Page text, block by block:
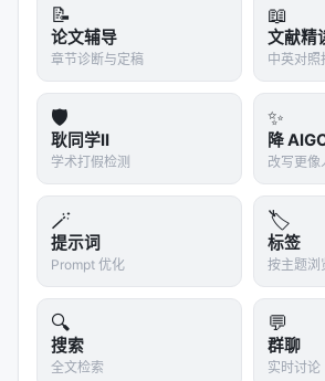
识到自己的眼镜是红色的，他只会真
来就是红色的"。论文用一个精妙的
个现象：设 $\pi_\theta$ 是Agent的
表示轨迹 $\tau$ 的真实正确性（0或
$v_{\pi_\theta}(\tau)$ 表示Agent自
适合作为经验。在单Agent闭环中，
依赖同一个策略，所以错误轨迹被
$P(v_{\pi_\theta}(\tau)=1 |
高。这不是一个可以靠"更认真"来解
构性的。
---
五、EDV：一种全新的工作哲学
📝
论文辅导
章节诊断与定稿
📖
文献精
中英对照
🛡️
耿同学II
学术打假检测
✨
降
改写更像
🪄
提示词
Prompt 优化
🏷️
标签
按主题浏
🔍
搜索
全文检索
💬
群聊
实时讨论